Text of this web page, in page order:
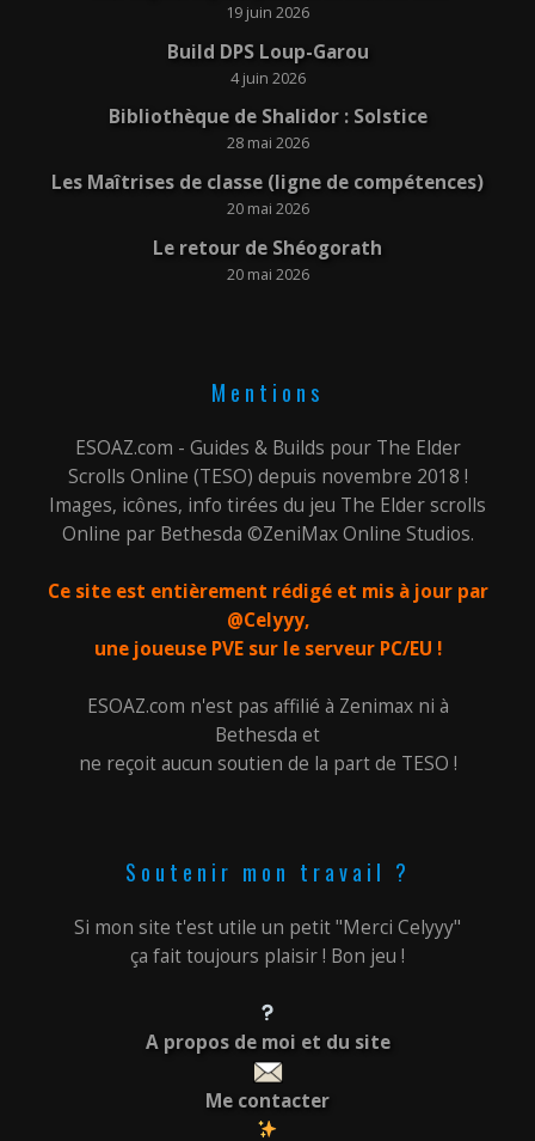
19 juin 2026
Build DPS Loup-Garou
4 juin 2026
Bibliothèque de Shalidor : Solstice
28 mai 2026
Les Maîtrises de classe (ligne de compétences)
20 mai 2026
Le retour de Shéogorath
20 mai 2026
Mentions
ESOAZ.com - Guides & Builds pour The Elder
Scrolls Online (TESO) depuis novembre 2018 !
Images, icônes, info tirées du jeu The Elder scrolls
Online par Bethesda ©ZeniMax Online Studios.
Ce site est entièrement rédigé et mis à jour par
@Celyyy,
une joueuse PVE sur le serveur PC/EU !
ESOAZ.com n'est pas affilié à Zenimax ni à
Bethesda et
ne reçoit aucun soutien de la part de TESO !
Soutenir mon travail ?
Si mon site t'est utile un petit "Merci Celyyy"
ça fait toujours plaisir ! Bon jeu !
A propos de moi et du site
Me contacter